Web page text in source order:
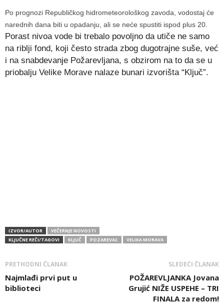
Po prognozi Republičkog hidrometeorološkog zavoda, vodostaj će
narednih dana biti u opadanju, ali se neće spustiti ispod plus 20.
Porast nivoa vode bi trebalo povoljno da utiče ne samo
na riblji fond, koji često strada zbog dugotrajne suše, već
i na snabdevanje Požarevljana, s obzirom na to da se u
priobalju Velike Morave nalaze bunari izvorišta “Ključ”.
IZVOR/AUTOR
VEČERNJE NOVOSTI
KLJUČNE REČI/TAGOVI
KLJUČ POZAREVAC VELIKA MORAVA
PRETHODNI ČLANAK
Najmlađi prvi put u
biblioteci
SLEDEĆI ČLANAK
POŽAREVLJANKA Jovana
Grujić NIŽE USPEHE – TRI
FINALA za redom!